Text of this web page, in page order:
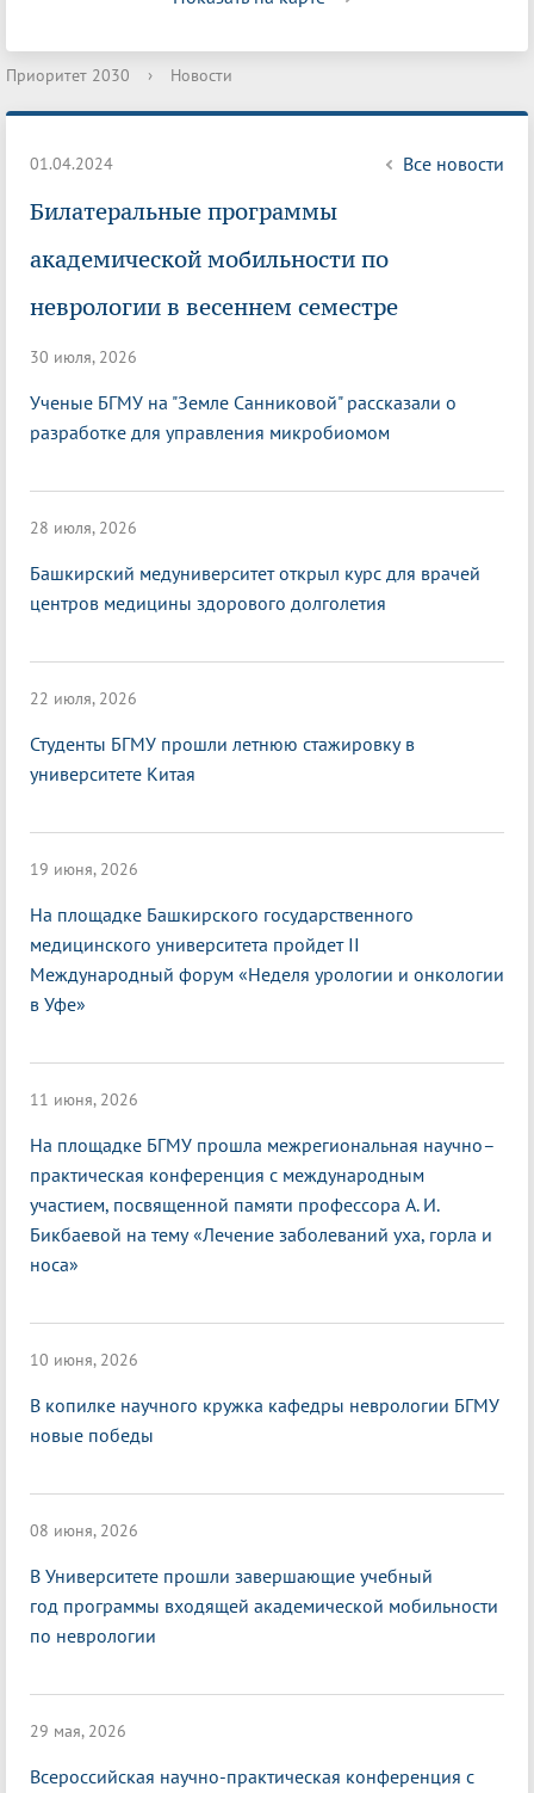
Приоритет 2030 › Новости
01.04.2024 Все новости
Билатеральные программы
академической мобильности по
неврологии в весеннем семестре
30 июля, 2026
Ученые БГМУ на "Земле Санниковой" рассказали о
разработке для управления микробиомом
28 июля, 2026
Башкирский медуниверситет открыл курс для врачей
центров медицины здорового долголетия
22 июля, 2026
Студенты БГМУ прошли летнюю стажировку в
университете Китая
19 июня, 2026
На площадке Башкирского государственного
медицинского университета пройдет II
Международный форум «Неделя урологии и онкологии
в Уфе»
11 июня, 2026
На площадке БГМУ прошла межрегиональная научно–
практическая конференция с международным
участием, посвященной памяти профессора А. И.
Бикбаевой на тему «Лечение заболеваний уха, горла и
носа»
10 июня, 2026
В копилке научного кружка кафедры неврологии БГМУ
новые победы
08 июня, 2026
В Университете прошли завершающие учебный
год программы входящей академической мобильности
по неврологии
29 мая, 2026
Всероссийская научно-практическая конференция с